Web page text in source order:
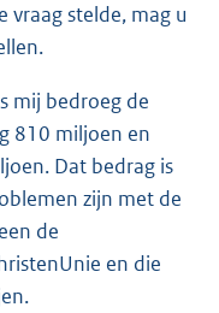
vraag stelde, mag u
mij bedroeg de
810 miljoen en
Dat bedrag is
zijn met de
de
en die